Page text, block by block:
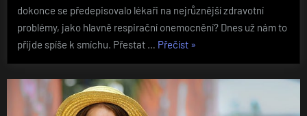
dokonce se předepisovalo lékaři na nejrůznější zdravotní
problémy, jako hlavně respirační onemocnění? Dnes už nám to
přijde spíše k smíchu. Přestat … Přečíst„Přestaňte
právě
»